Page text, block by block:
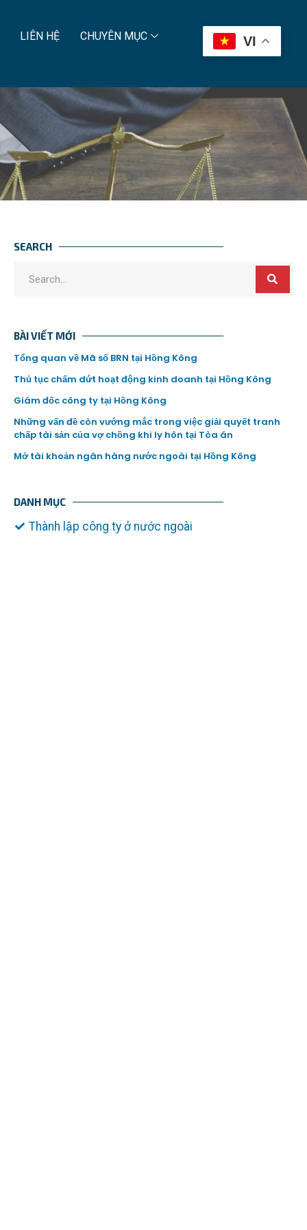
LIÊN HỆ CHUYÊN MỤC VI
SEARCH
BÀI VIẾT MỚI
Tổng quan về Mã số BRN tại Hồng Kông
Thủ tục chấm dứt hoạt động kinh doanh tại Hồng Kông
Giám đốc công ty tại Hồng Kông
Những vấn đề còn vướng mắc trong việc giải quyết tranh
chấp tài sản của vợ chồng khi ly hôn tại Tòa án
Mở tài khoản ngân hàng nước ngoài tại Hồng Kông
DANH MỤC
Thành lập công ty ở nước ngoài